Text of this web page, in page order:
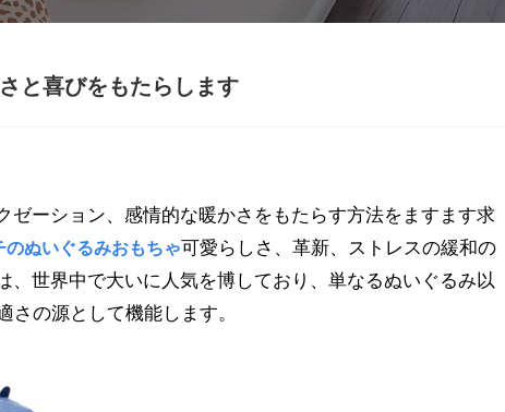
と喜びをもたらします
ーション、感情的な暖かさをもたらす方法をますます求
のぬいぐるみおもちゃ可愛らしさ、革新、ストレスの緩和の
世界中で大いに人気を博しており、単なるぬいぐるみ以
さの源として機能します。